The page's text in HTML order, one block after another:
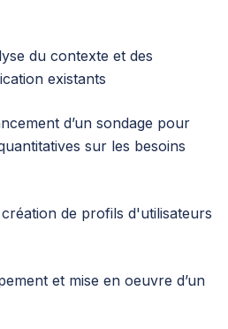
du contexte et des
existants
d’un sondage pour
sur les besoins
de profils d'utilisateurs
et mise en oeuvre d’un